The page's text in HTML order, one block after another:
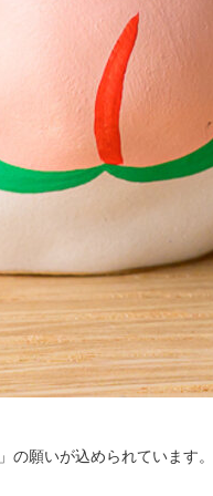
の願いが込められています。